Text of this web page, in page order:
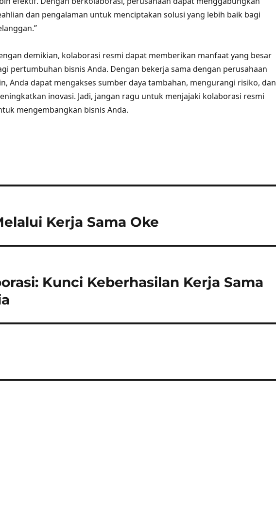
dan pengalaman untuk menciptakan solusi yang lebih baik bagi
demikian, kolaborasi resmi dapat memberikan manfaat yang besar
pertumbuhan bisnis Anda. Dengan bekerja sama dengan perusahaan
Anda dapat mengakses sumber daya tambahan, mengurangi risiko, dan
inovasi. Jadi, jangan ragu untuk menjajaki kolaborasi resmi
mengembangkan bisnis Anda.
Kerja Sama Oke
Kunci Keberhasilan Kerja Sama